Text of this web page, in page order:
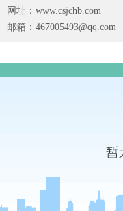
网址：www.csjchb.com
邮箱： 467005493@qq.com